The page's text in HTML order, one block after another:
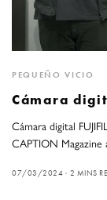
PEQUEÑO VICIO
Cámara
Cámara digital
CAPTION
07/03/2024 2 MINS